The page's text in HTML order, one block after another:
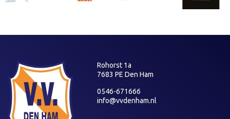
Rohorst 1a
7683 PE Den Ham
0546-671666
info@vvdenham.nl